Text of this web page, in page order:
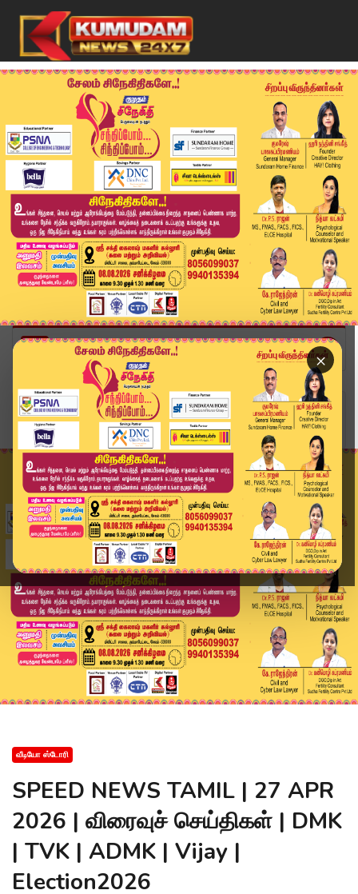
×
Home
வீடியோ ஸ்டோரி
SPEED NEWS TAMIL | 27 APR 2026 | விரைவுச் செய்த...
வீடியோ ஸ்டோரி
SPEED NEWS TAMIL | 27 APR
2026 | விரைவுச் செய்திகள் | DMK
| TVK | ADMK | Vijay |
Election2026